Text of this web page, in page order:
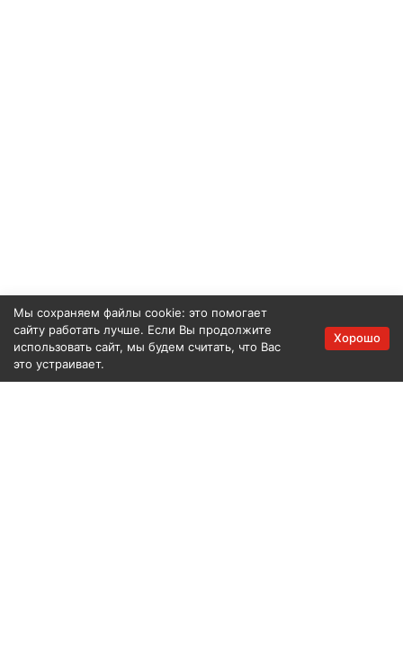
Мы сохраняем файлы cookie: это помогает
сайту работать лучше. Если Вы продолжите
использовать сайт, мы будем считать, что Вас
это устраивает.
Хорошо